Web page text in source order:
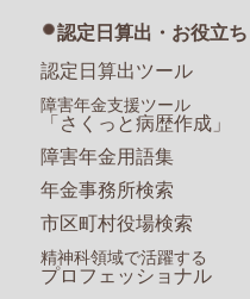
認定日算出・お役立ち
認定日算出ツール
障害年金支援ツール
「さくっと病歴作成」
障害年金用語集
年金事務所検索
市区町村役場検索
精神科領域で活躍する
プロフェッショナル